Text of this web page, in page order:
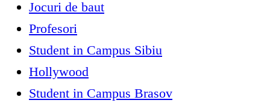
Jocuri de baut
Profesori
Student in Campus Sibiu
Hollywood
Student in Campus Brasov